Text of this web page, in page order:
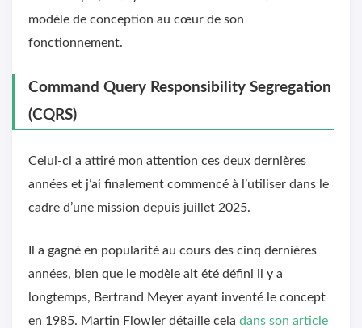
modèle de conception au cœur de son
fonctionnement.
Command Query Responsibility Segregation
(CQRS)
Celui-ci a attiré mon attention ces deux dernières
années et j’ai finalement commencé à l’utiliser dans le
cadre d’une mission depuis juillet 2025.
Il a gagné en popularité au cours des cinq dernières
années, bien que le modèle ait été défini il y a
longtemps, Bertrand Meyer ayant inventé le concept
en 1985. Martin Flowler détaille cela dans son article